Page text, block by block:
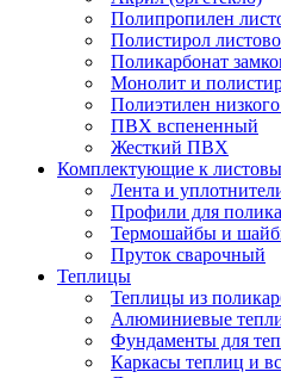
Полипропилен
Полистирол
Поликарбонат
Монолит и
Полиэтилен
ПВХ вспененный
Жесткий ПВХ
Комплектующие к
Лента и
Профили для
Термошайбы и
Пруток сварочный
Теплицы
Теплицы из
Алюминиевые
Фундаменты для
Каркасы теплиц и